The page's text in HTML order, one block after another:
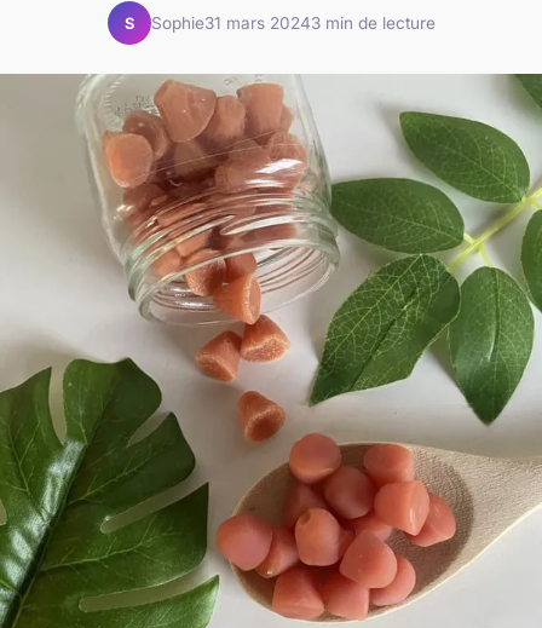
S Sophie31 mars 20243 min de lecture